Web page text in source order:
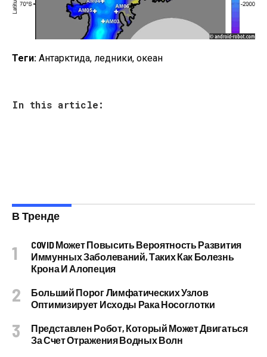
Теги: Антарктида, ледники, океан
In this article:
В Тренде
COVID Может Повысить Вероятность Развития
Иммунных Заболеваний, Таких Как Болезнь
Крона И Алопеция
Больший Порог Лимфатических Узлов
Оптимизирует Исходы Рака Носоглотки
Представлен Робот, Который Может Двигаться
За Счет Отражения Водных Волн